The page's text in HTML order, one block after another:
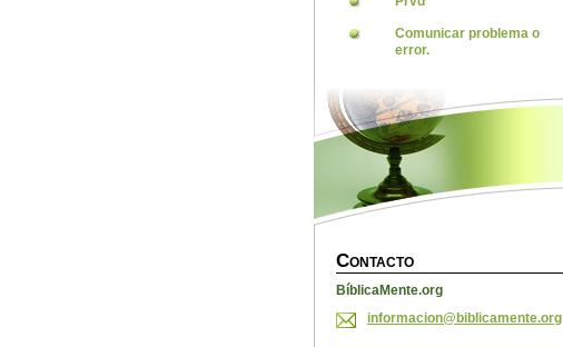
Comunicar problema o
error.
CONTACTO
BíblicaMente.org
informacion@bibl icamente.org